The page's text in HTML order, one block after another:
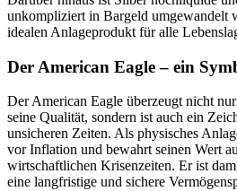
unkompliziert in Bargeld umgewandelt
idealen Anlageprodukt für alle
Der American Eagle – ein
Der American Eagle überzeugt nicht
seine Qualität, sondern ist auch ein
unsicheren Zeiten. Als physisches
vor Inflation und bewahrt seinen Wert
wirtschaftlichen Krisenzeiten. Er ist
eine langfristige und sichere